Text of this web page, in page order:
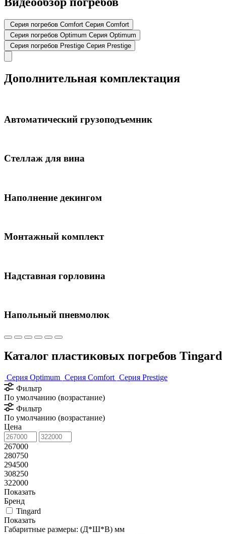
Серия погребов Comfort Серия Comfort
Серия погребов Optimum Серия Optimum
Серия погребов Prestige Серия Prestige
Дополнительная комплектация
Автоматический грузоподъемник
Стеллаж для вина
Наполнение декингом
Монтажный комплект
Надставная горловина
Напольный пневмолюк
Каталог пластиковых погребов Tingard
Серия Optimum Серия Comfort Серия Prestige
Фильтр
По умолчанию (возрастание)
Фильтр
По умолчанию (возрастание)
Цена
267000
280750
294500
308250
322000
Показать
Бренд
Tingard
Показать
Габаритные размеры: (Д*Ш*В) мм